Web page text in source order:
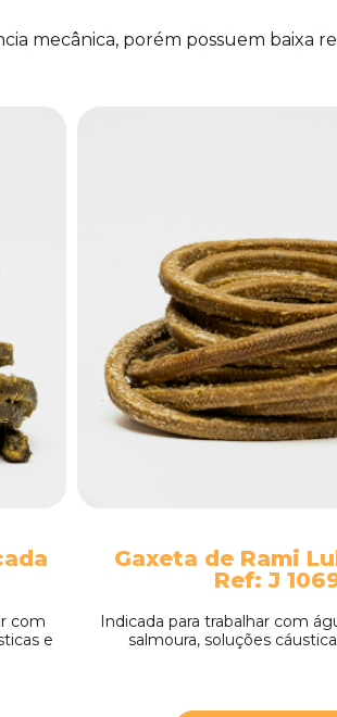
mecânica, porém possuem baixa
com
e
Gaxeta de Rami
Ref: J
Indicada para trabalhar com
salmoura, soluções